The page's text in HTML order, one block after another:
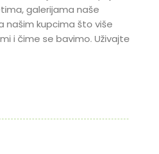
galerijama naše
našim kupcima što više
i čime se bavimo. Uživajte!